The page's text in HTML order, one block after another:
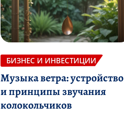
БИЗНЕС И ИНВЕСТИЦИИ
Музыка ветра: устройство
и принципы звучания
колокольчиков